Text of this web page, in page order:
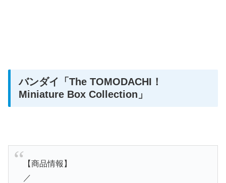
バンダイ 「The TOMODACHI！
Miniature Box Collection」
【商品情報】
／